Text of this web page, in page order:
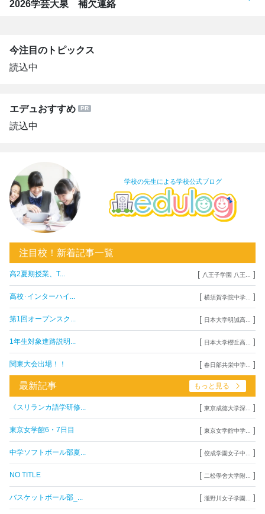
2026学芸大泉 補欠連絡
今注目のトピックス
読込中
エデュおすすめ
読込中
学校の先生による学校公式ブログ
注目校！新着記事一覧
高2夏期授業、T... [ 八王子学園 八王... ]
高校･インターハイ... [ 横須賀学院中学... ]
第1回オープンスク... [ 日本大学明誠高... ]
1年生対象進路説明... [ 日本大学櫻丘高... ]
関東大会出場！！ [ 春日部共栄中学... ]
最新記事 もっと見る
《スリランカ語学研修... [ 東京成徳大学深... ]
東京女学館6・7日目 [ 東京女学館中学... ]
中学ソフトボール部夏... [ 佼成学園女子中... ]
NO TITLE [ 二松學舍大学附... ]
バスケットボール部_... [ 瀧野川女子学園... ]